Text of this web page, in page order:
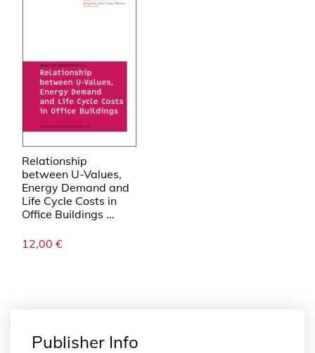
Relationship
between U-Values,
Energy Demand and
Life Cycle Costs in
Office Buildings ...
12,00 €
Publisher Info